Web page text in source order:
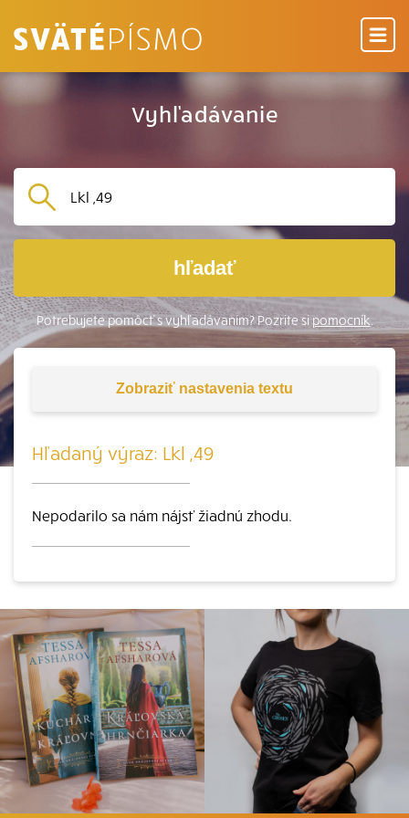
Vyhľadávanie
hľadať
Potrebujete pomôcť s vyhľadávaním? Pozrite sipomocník.
Zobraziť nastavenia textu
Hľadaný výraz: Lkl ,49
Nepodarilo sa nám nájsť žiadnú zhodu.